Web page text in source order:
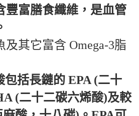
豐富膳食纖維，是血管
及其它富含 Omega-3脂
包括長鏈的 EPA (二十
(二十二碳六烯酸)及較